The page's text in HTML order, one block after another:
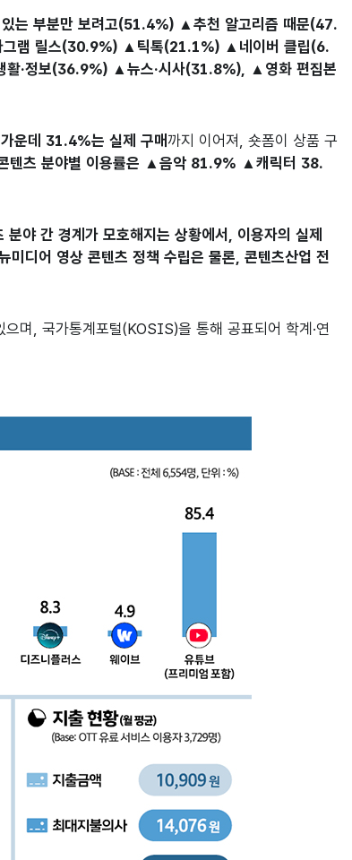
는 부분만 보려고(51.4%) ▲추천 알고리즘 때문(47.
그램 릴스(30.9%) ▲틱톡(21.1%) ▲네이버 클립(6.
·정보(36.9%) ▲뉴스·시사(31.8%), ▲영화 편집본
운데 31.4%는 실제 구매까지 이어져, 숏폼이 상품 구
텐츠 분야별 이용률은 ▲음악 81.9% ▲캐릭터 38.
야 간 경계가 모호해지는 상황에서, 이용자의 실제
미디어 영상 콘텐츠 정책 수립은 물론, 콘텐츠산업 전
며, 국가통계포털(KOSIS)을 통해 공표되어 학계·연